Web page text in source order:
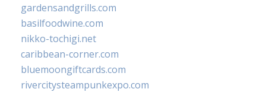
gardensandgrills.com
basilfoodwine.com
nikko-tochigi.net
caribbean-corner.com
bluemoongiftcards.com
rivercitysteampunkexpo.com